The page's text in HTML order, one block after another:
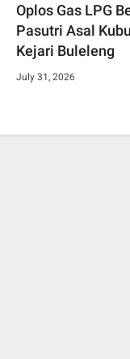
Oplos Gas LPG
Pasutri Asal
Kejari Buleleng
July 31, 2026